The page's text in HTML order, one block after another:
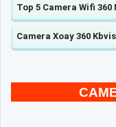
Top 5 Camera Wifi 360
Camera Xoay 360